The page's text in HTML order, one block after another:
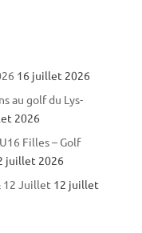
16 juillet 2026
au golf du Lys-
2026
Filles – Golf
juillet 2026
12 Juillet 12 juillet